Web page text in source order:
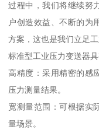
过程中，我们将继续努
户创造效益、不断的为
方案，这也是我们立足
标准型工业压力变送器具
高精度：采用精密的感
压力测量结果。
宽测量范围：可根据实
量场景。